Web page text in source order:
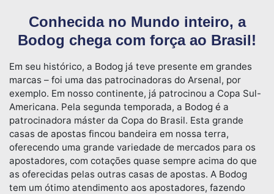
Conhecida no Mundo inteiro, a
Bodog chega com força ao Brasil!
Em seu histórico, a Bodog já teve presente em grandes
marcas – foi uma das patrocinadoras do Arsenal, por
exemplo. Em nosso continente, já patrocinou a Copa Sul-
Americana. Pela segunda temporada, a Bodog é a
patrocinadora máster da Copa do Brasil. Esta grande
casas de apostas fincou bandeira em nossa terra,
oferecendo uma grande variedade de mercados para os
apostadores, com cotações quase sempre acima do que
as oferecidas pelas outras casas de apostas. A Bodog
tem um ótimo atendimento aos apostadores, fazendo